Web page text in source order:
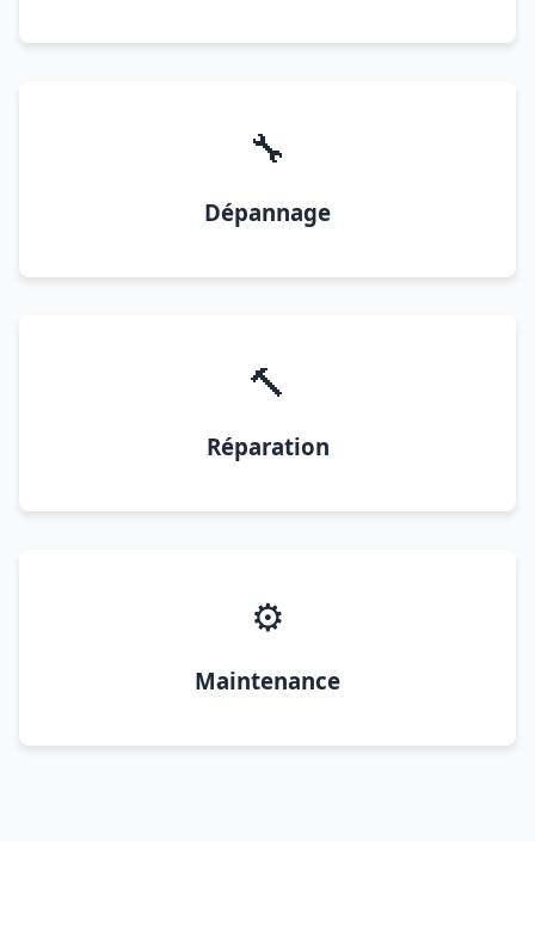
🔧
Dépannage
🔨
Réparation
⚙️
Maintenance